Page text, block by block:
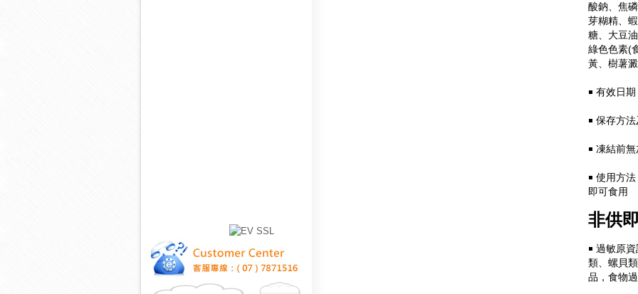
酸鈉、焦
芽糊精、
糖、大豆
綠色色素(
黃、樹薯
￭ 有效日期
￭ 保存方
￭ 凍結前
￭ 使用方
即可食用
非供
￭ 過敏原
類、螺貝
品，食物